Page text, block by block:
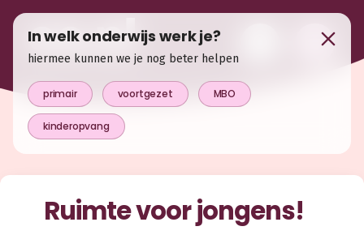
Ruimte voor jongens!
In welk onderwijs werk je?
hiermee kunnen we je nog beter helpen
primair voortgezet MBO
kinderopvang